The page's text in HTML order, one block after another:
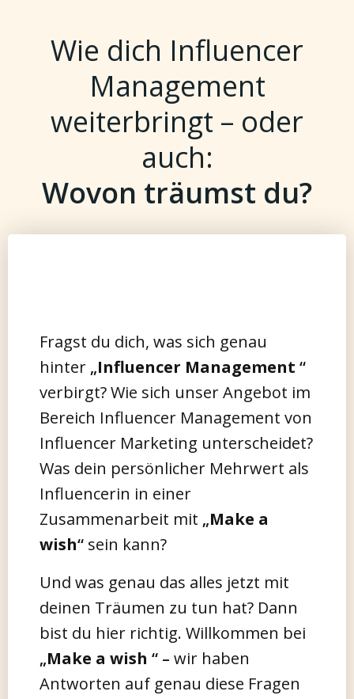
Wie dich Influencer
Management
weiterbringt – oder
auch:
Wovon träumst du?
Fragst du dich, was sich genau
hinter „Influencer Management “
verbirgt? Wie sich unser Angebot im
Bereich Influencer Management von
Influencer Marketing unterscheidet?
Was dein persönlicher Mehrwert als
Influencerin in einer
Zusammenarbeit mit „Make a
wish“ sein kann?
Und was genau das alles jetzt mit
deinen Träumen zu tun hat? Dann
bist du hier richtig. Willkommen bei
„Make a wish “ – wir haben
Antworten auf genau diese Fragen